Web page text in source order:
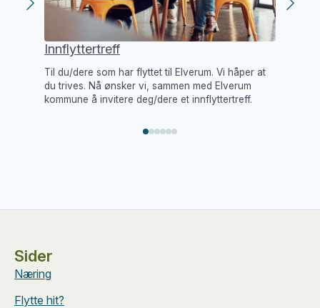
Innflyttertreff
Til du/dere som har flyttet til Elverum. Vi håper at
du trives. Nå ønsker vi, sammen med Elverum
kommune å invitere deg/dere et innflyttertreff.
Sider
Næring
Flytte hit?